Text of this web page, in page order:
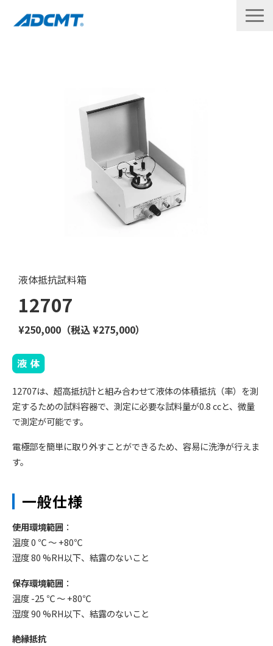
サポート
ダウンロード
企業情報
お問い合わせ
English
液体抵抗試料箱
12707
¥250,000（税込 ¥275,000）
12707は、超高抵抗計と組み合わせて液体の体積抵抗（率）を測
定するための試料容器で、測定に必要な試料量が0.8 ccと、微量
で測定が可能です。
電極部を簡単に取り外すことができるため、容易に洗浄が行えま
す。
一般仕様
使用環境範囲 ：
温度 0 ℃ 〜 +80℃
湿度 80 %RH以下、結露のないこと
保存環境範囲 ：
温度 -25 ℃ 〜 +80℃
湿度 90 %RH以下、結露のないこと
絶縁抵抗